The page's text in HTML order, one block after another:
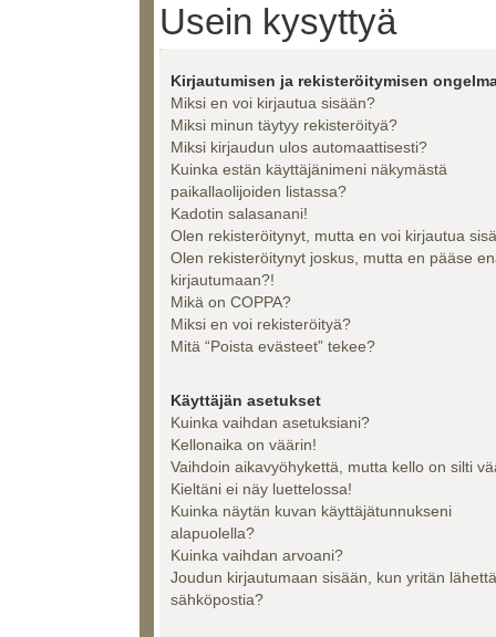
Usein kysyttyä
Kirjautumisen ja rekisteröitymisen
Miksi en voi kirjautua sisään?
Miksi minun täytyy rekisteröityä?
Miksi kirjaudun ulos automaattisesti?
Kuinka estän käyttäjänimeni näkymästä
paikallaolijoiden listassa?
Kadotin salasanani!
Olen rekisteröitynyt, mutta en voi kirjautua
Olen rekisteröitynyt joskus, mutta en pääse
kirjautumaan?!
Mikä on COPPA?
Miksi en voi rekisteröityä?
Mitä “Poista evästeet” tekee?
Käyttäjän asetukset
Kuinka vaihdan asetuksiani?
Kellonaika on väärin!
Vaihdoin aikavyöhykettä, mutta kello on silti
Kieltäni ei näy luettelossa!
Kuinka näytän kuvan käyttäjätunnukseni
alapuolella?
Kuinka vaihdan arvoani?
Joudun kirjautumaan sisään, kun yritän
sähköpostia?